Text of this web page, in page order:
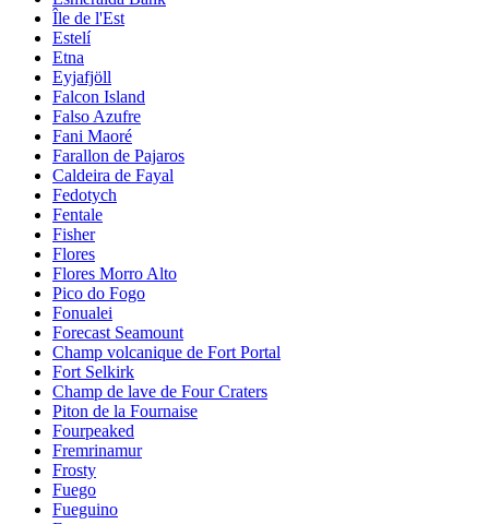
Île de l'Est
Estelí
Etna
Eyjafjöll
Falcon Island
Falso Azufre
Fani Maoré
Farallon de Pajaros
Caldeira de Fayal
Fedotych
Fentale
Fisher
Flores
Flores Morro Alto
Pico do Fogo
Fonualei
Forecast Seamount
Champ volcanique de Fort Portal
Fort Selkirk
Champ de lave de Four Craters
Piton de la Fournaise
Fourpeaked
Fremrinamur
Frosty
Fuego
Fueguino